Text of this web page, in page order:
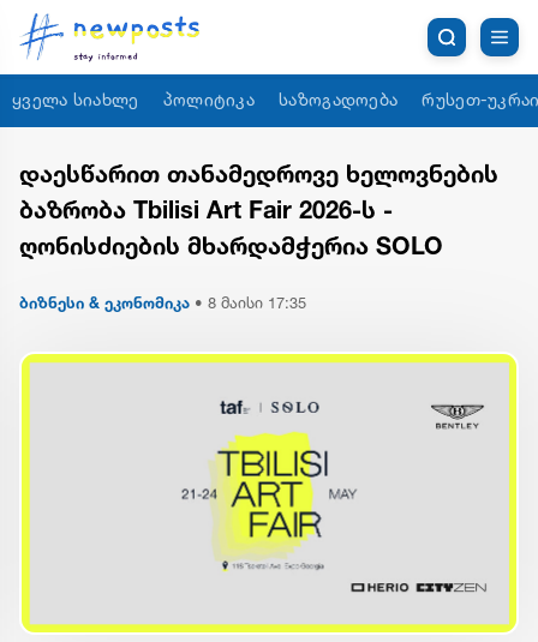
ყველა სიახლე პოლიტიკა საზოგადოება რუსეთ-
დაესწარით თანამედროვე ხელოვნების
ბაზრობა Tbilisi Art Fair 2026-ს -
ღონისძიების მხარდამჭერია SOLO
ბიზნესი & ეკონომიკა • 8 მაისი 17:35